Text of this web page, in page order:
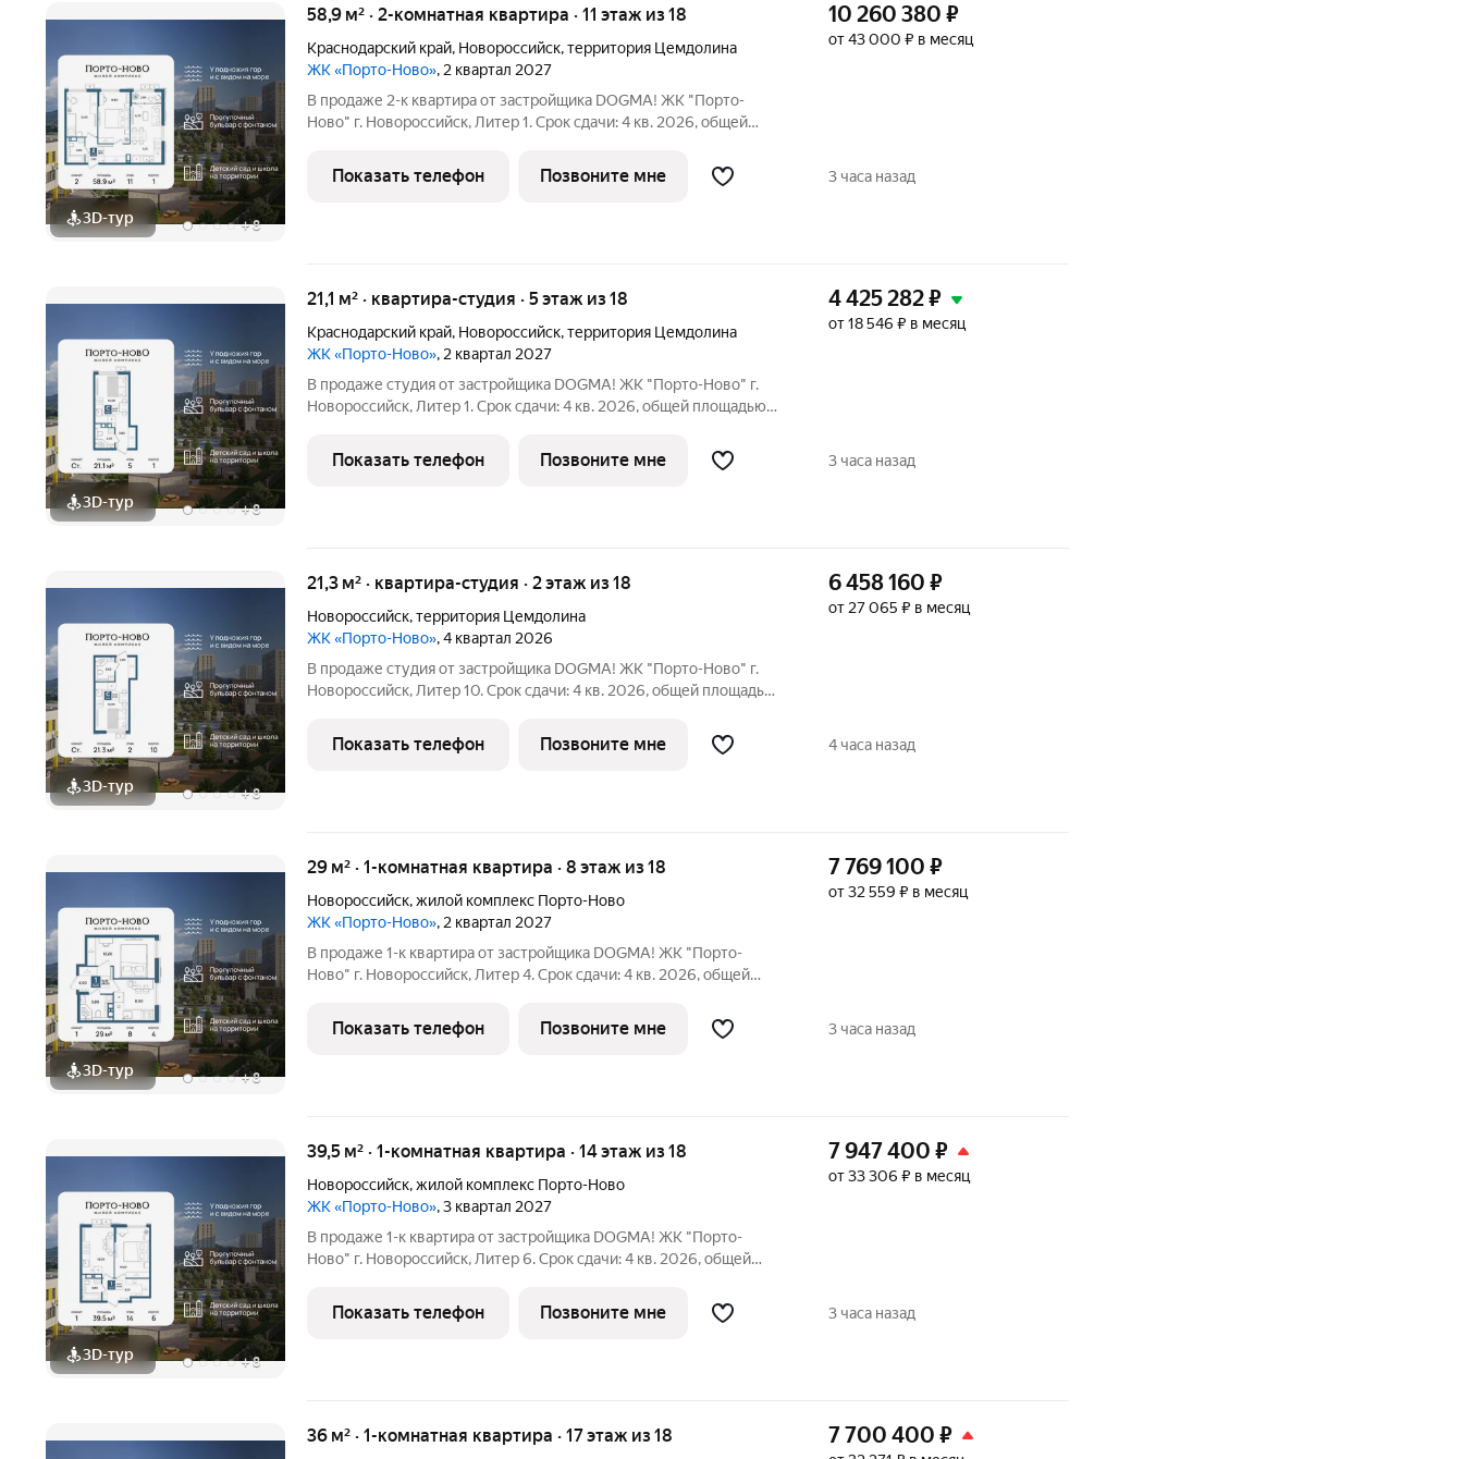
3D-тур +8
58,9 м² · 2-комнатная квартира · 11 этаж из 18
Краснодарский край, Новороссийск,территория Цемдолина
ЖК «Порто-Ново», 2 квартал 2027
В продаже 2-к квартира от застройщика DOGMA! ЖК "Порто-
Ново" г. Новороссийск, Литер 1. Срок сдачи: 4 кв. 2026, общей
комфортной жизни. Место, где шум Чёрного моря становится
10 260 380 ₽
от 43 000 ₽ в месяц
Показать телефон Позвоните мне 3 часа назад
3D-тур +8
21,1 м² · квартира-студия · 5 этаж из 18
Краснодарский край, Новороссийск,территория Цемдолина
ЖК «Порто-Ново», 2 квартал 2027
В продаже студия от застройщика DOGMA! ЖК "Порто-Ново" г.
Новороссийск, Литер 1. Срок сдачи: 4 кв. 2026, общей площадью
комфортной жизни. Место, где шум Чёрного моря становится
саундтреком
4 425 282₽
от 18 546 ₽ в месяц
Показать телефон Позвоните мне 3 часа назад
3D-тур +8
21,3 м² · квартира-студия · 2 этаж из 18
Новороссийск,территория Цемдолина
ЖК «Порто-Ново», 4 квартал 2026
В продаже студия от застройщика DOGMA! ЖК "Порто-Ново" г.
Новороссийск, Литер 10. Срок сдачи: 4 кв. 2026, общей площадью
комфортной жизни. Место, где шум Чёрного моря становится
саундтреком
6 458 160 ₽
от 27 065 ₽ в месяц
Показать телефон Позвоните мне 4 часа назад
3D-тур +8
29 м² · 1-комнатная квартира · 8 этаж из 18
Новороссийск,жилой комплекс Порто-Ново
ЖК «Порто-Ново», 2 квартал 2027
В продаже 1-к квартира от застройщика DOGMA! ЖК "Порто-
Ново" г. Новороссийск, Литер 4. Срок сдачи: 4 кв. 2026, общей
комфортной жизни. Место, где шум Чёрного моря становится
саундтреком
7 769 100 ₽
от 32 559 ₽ в месяц
Показать телефон Позвоните мне 3 часа назад
3D-тур +8
39,5 м² · 1-комнатная квартира · 14 этаж из 18
Новороссийск,жилой комплекс Порто-Ново
ЖК «Порто-Ново», 3 квартал 2027
В продаже 1-к квартира от застройщика DOGMA! ЖК "Порто-
Ново" г. Новороссийск, Литер 6. Срок сдачи: 4 кв. 2026, общей
для комфортной жизни. Место, где шум Чёрного моря становится
7 947 400 ₽
от 33 306 ₽ в месяц
Показать телефон Позвоните мне 3 часа назад
36 м² · 1-комнатная квартира · 17 этаж из 18 7 700 400 ₽